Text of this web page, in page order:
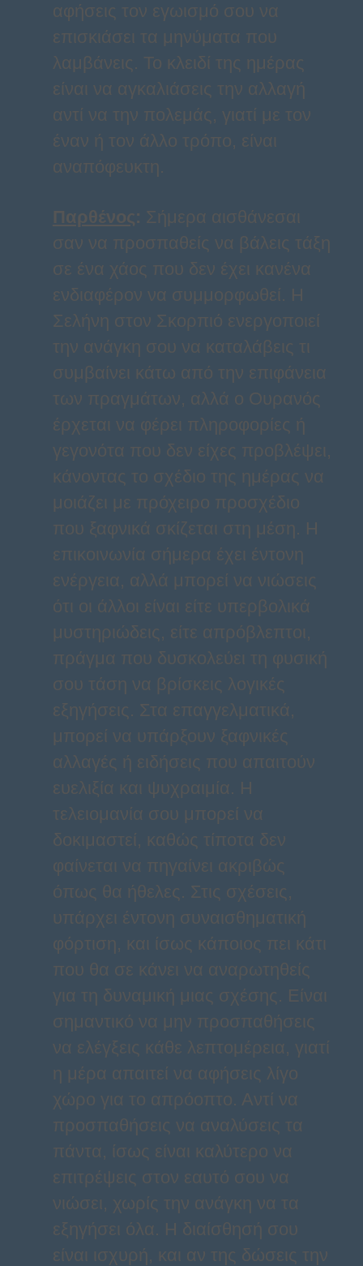
αφήσεις τον εγωισμό σου να
επισκιάσει τα μηνύματα που
λαμβάνεις. Το κλειδί της ημέρας
είναι να αγκαλιάσεις την αλλαγή
αντί να την πολεμάς, γιατί με τον
έναν ή τον άλλο τρόπο, είναι
αναπόφευκτη.
Παρθένος: Σήμερα αισθάνεσαι
σαν να προσπαθείς να βάλεις τάξη
σε ένα χάος που δεν έχει κανένα
ενδιαφέρον να συμμορφωθεί. Η
Σελήνη στον Σκορπιό ενεργοποιεί
την ανάγκη σου να καταλάβεις τι
συμβαίνει κάτω από την επιφάνεια
των πραγμάτων, αλλά ο Ουρανός
έρχεται να φέρει πληροφορίες ή
γεγονότα που δεν είχες προβλέψει,
κάνοντας το σχέδιο της ημέρας να
μοιάζει με πρόχειρο προσχέδιο
που ξαφνικά σκίζεται στη μέση. Η
επικοινωνία σήμερα έχει έντονη
ενέργεια, αλλά μπορεί να νιώσεις
ότι οι άλλοι είναι είτε υπερβολικά
μυστηριώδεις, είτε απρόβλεπτοι,
πράγμα που δυσκολεύει τη φυσική
σου τάση να βρίσκεις λογικές
εξηγήσεις. Στα επαγγελματικά,
μπορεί να υπάρξουν ξαφνικές
αλλαγές ή ειδήσεις που απαιτούν
ευελιξία και ψυχραιμία. Η
τελειομανία σου μπορεί να
δοκιμαστεί, καθώς τίποτα δεν
φαίνεται να πηγαίνει ακριβώς
όπως θα ήθελες. Στις σχέσεις,
υπάρχει έντονη συναισθηματική
φόρτιση, και ίσως κάποιος πει κάτι
που θα σε κάνει να αναρωτηθείς
για τη δυναμική μιας σχέσης. Είναι
σημαντικό να μην προσπαθήσεις
να ελέγξεις κάθε λεπτομέρεια, γιατί
η μέρα απαιτεί να αφήσεις λίγο
χώρο για το απρόοπτο. Αντί να
προσπαθήσεις να αναλύσεις τα
πάντα, ίσως είναι καλύτερο να
επιτρέψεις στον εαυτό σου να
νιώσει, χωρίς την ανάγκη να τα
εξηγήσει όλα. Η διαίσθησή σου
είναι ισχυρή, και αν της δώσεις την